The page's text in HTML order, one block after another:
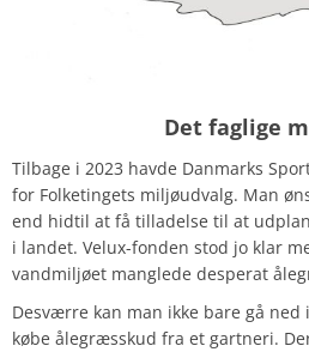
Det faglige
Tilbage i 2023 havde Danmarks
for Folketingets miljøudvalg. Man
end hidtil at få tilladelse til at
i landet. Velux-fonden stod jo klar
vandmiljøet manglede desperat
Desværre kan man ikke bare gå
købe ålegræsskud fra et gartneri.